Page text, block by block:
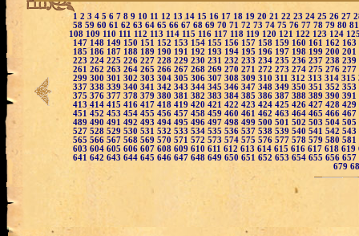
1 2 3 4 5 6 7 8 9 10 11 12 1314 15 16 17 18 19 20 21 22 23 24 25 26 27
58 59 60 61 62 63 64 65 66 67 68 69 70 71 72 73 74 75 76 77 78 79 80
108 109 110 111 112 113 114 115 116 117 118 119 120 121 122 123 124
147 148 149 150 151 152 153 154 155 156 157 158 159 160 161 162 163
185 186 187 188 189 190 191 192 193 194 195 196 197 198 199 200 201
223 224 225 226 227 228 229 230 231 232 233 234 235 236 237 238 239
261 262 263 264 265 266 267 268 269 270 271 272 273 274 275 276 277
299 300 301 302 303 304 305 306 307 308 309 310 311 312 313 314 315
337 338 339 340 341 342 343 344 345 346 347 348 349 350 351 352 353
375 376 377 378 379 380 381 382 383 384 385 386 387 388 389 390 391
413 414 415 416 417 418 419 420 421 422 423 424 425 426 427 428 429
451 452 453 454 455 456 457 458 459 460 461 462 463 464 465 466 467
489 490 491 492 493 494 495 496 497 498 499 500 501 502 503 504 505
527 528 529 530 531 532 533 534 535 536 537 538 539 540 541 542 543
565 566 567 568 569 570 571 572 573 574 575 576 577 578 579 580 581
603 604 605 606 607 608 609 610 611 612 613 614 615 616 617 618 619
641 642 643 644 645 646 647 648 649 650 651 652 653 654 655 656 657
679